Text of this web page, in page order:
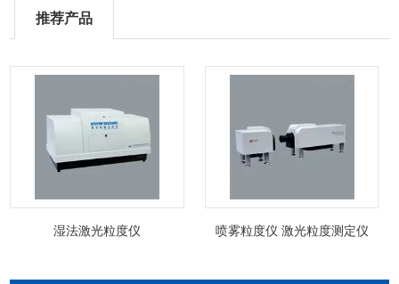
推荐产品
湿法激光粒度仪 喷雾粒度仪 激光粒度测定仪